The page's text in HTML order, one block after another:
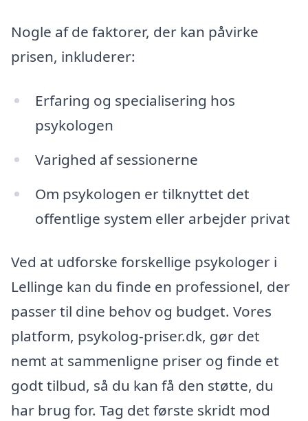
Nogle af de faktorer, der kan påvirke
prisen, inkluderer:
Erfaring og specialisering hos
psykologen
Varighed af sessionerne
Om psykologen er tilknyttet det
offentlige system eller arbejder privat
Ved at udforske forskellige psykologer i
Lellinge kan du finde en professionel, der
passer til dine behov og budget. Vores
platform, psykolog-priser.dk, gør det
nemt at sammenligne priser og finde et
godt tilbud, så du kan få den støtte, du
har brug for. Tag det første skridt mod